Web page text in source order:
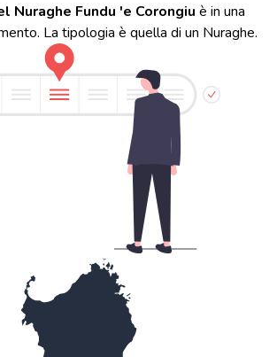
Nuraghe Fundu 'e Corongiu è in una
La tipologia è quella di un Nuraghe.